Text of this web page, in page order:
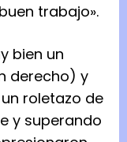
trabajo».
bien un
derecho) y
roletazo de
y superando